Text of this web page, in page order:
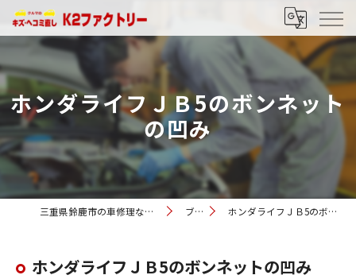
ホンダライフＪＢ5のボンネット
の凹み
三重県鈴鹿市の車修理ならK2ファクトリー ブログ ホンダライフＪＢ5のボンネットの凹み
ホンダライフＪＢ5のボンネットの凹み